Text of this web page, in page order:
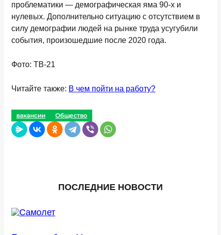
проблематики — демографическая яма 90-х и
нулевых. Дополнительно ситуацию с отсутствием в
силу демографии людей на рынке труда усугубили
события, произошедшие после 2020 года.
Фото: ТВ-21
Читайте также: В чем пойти на работу?
вакансии Общество
ПОСЛЕДНИЕ НОВОСТИ